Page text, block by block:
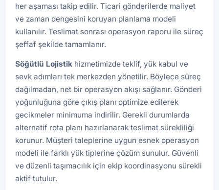
her aşaması takip edilir. Ticari gönderilerde maliyet
ve zaman dengesini koruyan planlama modeli
kullanılır. Teslimat sonrası operasyon raporu ile süreç
şeffaf şekilde tamamlanır.
Söğütlü Lojistik hizmetimizde teklif, yük kabul ve
sevk adımları tek merkezden yönetilir. Böylece süreç
dağılmadan, net bir operasyon akışı sağlanır. Gönderi
yoğunluğuna göre çıkış planı optimize edilerek
gecikmeler minimuma indirilir. Gerekli durumlarda
alternatif rota planı hazırlanarak teslimat sürekliliği
korunur. Müşteri taleplerine uygun esnek operasyon
modeli ile farklı yük tiplerine çözüm sunulur. Güvenli
ve düzenli taşımacılık için ekip koordinasyonu sürekli
aktif tutulur.